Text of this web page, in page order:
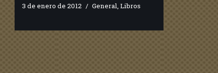
3 de enero de 2012 General, Libros